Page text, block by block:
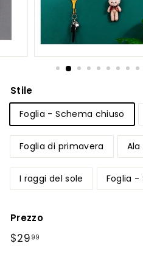
Stile
Foglia - Schema chiuso
Foglia di primavera
I raggi del sole Foglia -
Prezzo
Prezzo
$29 99